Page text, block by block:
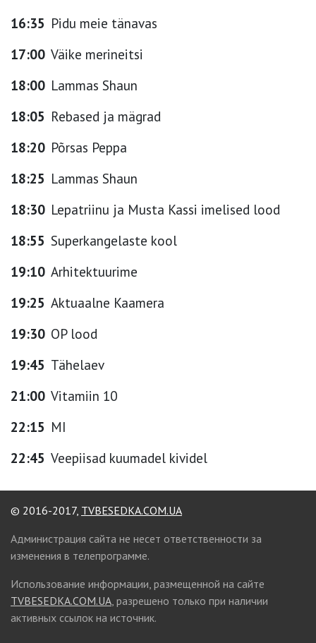
16:35 Pidu meie tänavas
17:00 Väike merineitsi
18:00 Lammas Shaun
18:05 Rebased ja mägrad
18:20 Põrsas Peppa
18:25 Lammas Shaun
18:30 Lepatriinu ja Musta Kassi imelised lood
18:55 Superkangelaste kool
19:10 Arhitektuurime
19:25 Aktuaalne Kaamera
19:30 OP lood
19:45 Tähelaev
21:00 Vitamiin 10
22:15 MI
22:45 Veepiisad kuumadel kividel
© 2016-2017, TVBESEDKA.COM.UA
Администрация сайта не несет ответственности за
изменения в телепрограмме.
Использование информации, размещенной на сайте
TVBESEDKA.COM.UA, разрешено только при наличии
активных ссылок на источник.